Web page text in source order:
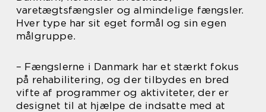
varetægtsfængsler og almindelige fængsler.
Hver type har sit eget formål og sin egen
målgruppe.
– Fængslerne i Danmark har et stærkt fokus
på rehabilitering, og der tilbydes en bred
vifte af programmer og aktiviteter, der er
designet til at hjælpe de indsatte med at